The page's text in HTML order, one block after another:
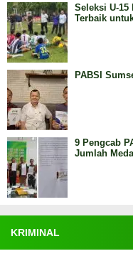
Seleksi U-15
Terbaik
PABSI
9 Pengcab
Jumlah
KRIMINAL